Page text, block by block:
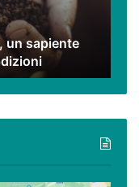
un sapiente